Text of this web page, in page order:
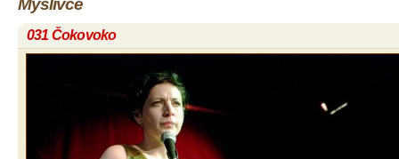
Myslivce
031 Čokovoko